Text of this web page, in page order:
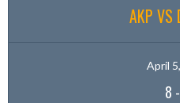
AKP VS
April
8 -